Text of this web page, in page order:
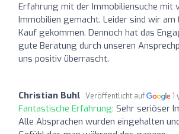
Erfahrung mit der Immobiliensuche mit
Immobilien gemacht. Leider sind wir am
Kauf gekommen. Dennoch hat das
gute Beratung durch unseren
uns positiv überrascht.
Christian Buhl Veröffentlicht auf 1
Fantastische Erfahrung: Sehr seriöser
Alle Absprachen wurden eingehalten